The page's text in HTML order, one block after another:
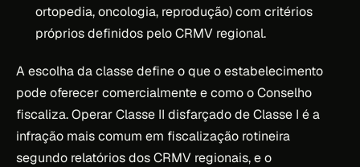
ortopedia, oncologia, reprodução) com critérios
próprios definidos pelo CRMV regional.
A escolha da classe define o que o estabelecimento
pode oferecer comercialmente e como o Conselho
fiscaliza. Operar Classe II disfarçado de Classe I é a
infração mais comum em fiscalização rotineira
segundo relatórios dos CRMV regionais, e o